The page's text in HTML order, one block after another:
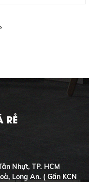
RẺ
Nhựt, TP. HCM
Long An. ( Gần KCN